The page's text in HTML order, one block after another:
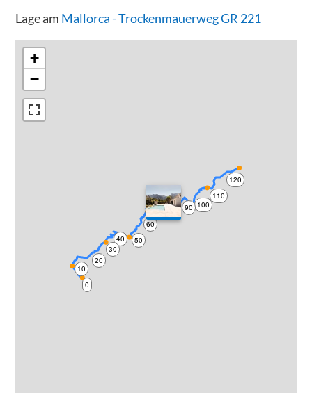
Lage am Mallorca - Trockenmauerweg GR 221
0
10
20
30
40 50
60
70 80 90 100
110
120
+
−